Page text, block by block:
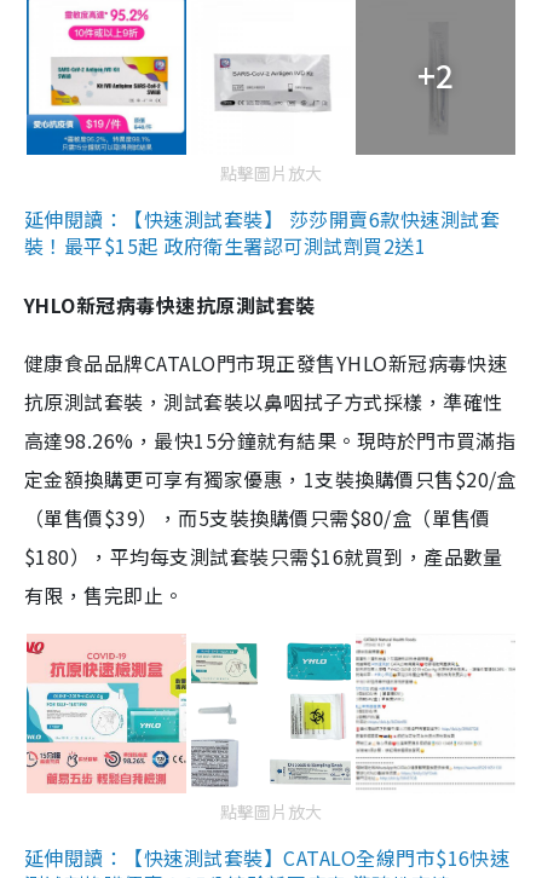
+2
點擊圖片放大
延伸閱讀：【快速測試套裝】 莎莎開賣6款快速測試套
裝！最平$15起 政府衛生署認可測試劑買2送1
YHLO新冠病毒快速抗原測試套裝
健康食品品牌CATALO門市現正發售YHLO新冠病毒快速
抗原測試套裝，測試套裝以鼻咽拭子方式採樣，準確性
高達98.26%，最快15分鐘就有結果。現時於門市買滿指
定金額換購更可享有獨家優惠，1支裝換購價只售$20/盒
（單售價$39），而5支裝換購價只需$80/盒（單售價
$180），平均每支測試套裝只需$16就買到，產品數量
有限，售完即止。
點擊圖片放大
延伸閱讀：【快速測試套裝】CATALO全線門市$16快速